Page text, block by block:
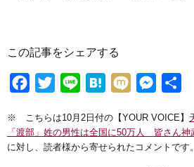
この記事をシェアする
c
i
t
n
e
H
t
e
M
x
s
※ こちらは10月2日付の【YOUR VOICE】
「渡部」姓の男性は全国に50万人 皆さん神
に対し、読者様から寄せられたコメントです。